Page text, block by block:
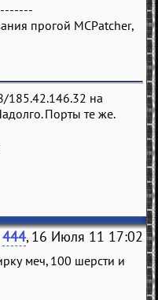
прогой MCPatcher,
185.42.146.32 на
Порты те же.
444, 16 Июля 11 17:02
меч, 100 шерсти и